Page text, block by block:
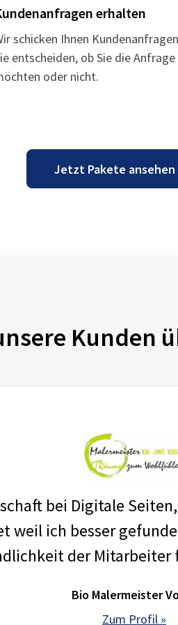
erhalten
schicken Ihnen
entscheiden, ob Sie die
oder nicht.
Kunden
bei Digitale
ich besser
der Mitarbeiter
Bio Malermeister
Zum Profil »